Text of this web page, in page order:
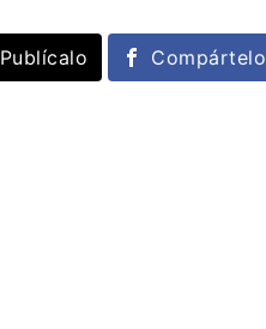
Publícalo Compártelo